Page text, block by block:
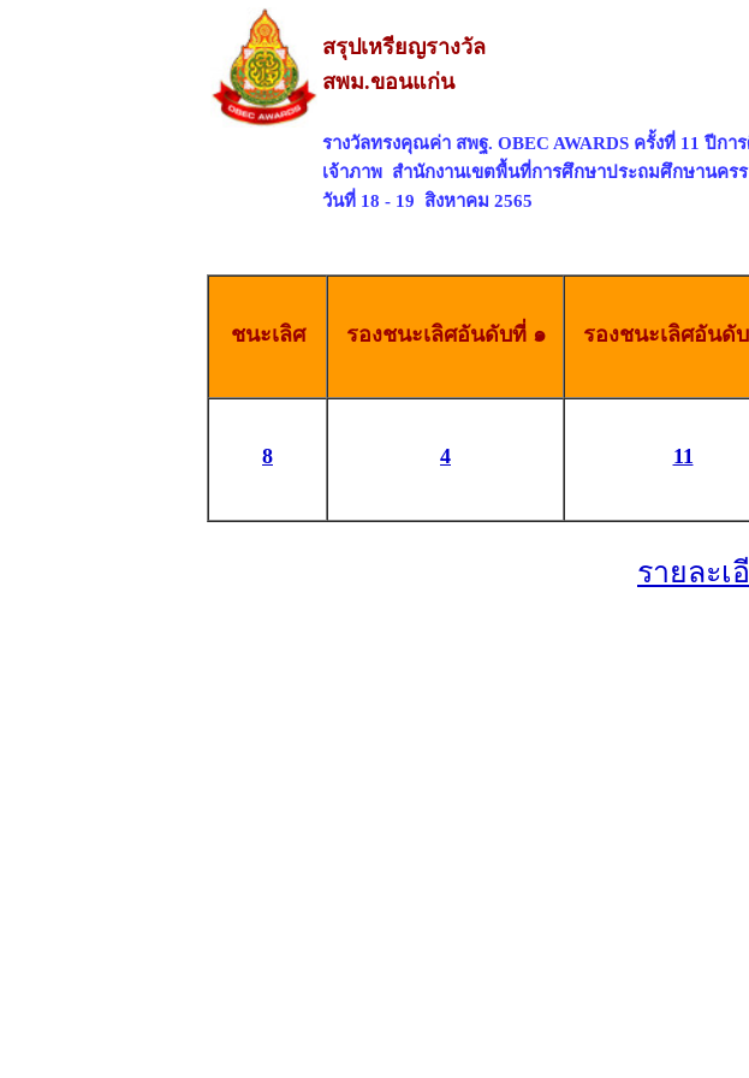
สรุปเหรียญรางวัล
สพม.ขอนแก่น
รางวัลทรงคุณค่า สพฐ. OBEC AWARDS ครั้งที่ 11 ปีก
เจ้าภาพ สำนักงานเขตพื้นที่การศึกษาประถมศึกษานครร
วันที่ 18 - 19 สิงหาคม 2565
ชนะเลิศ รองชนะเลิศอันดับที่ ๑ รองชนะเลิศอันดั
8 4 11
รายละเ